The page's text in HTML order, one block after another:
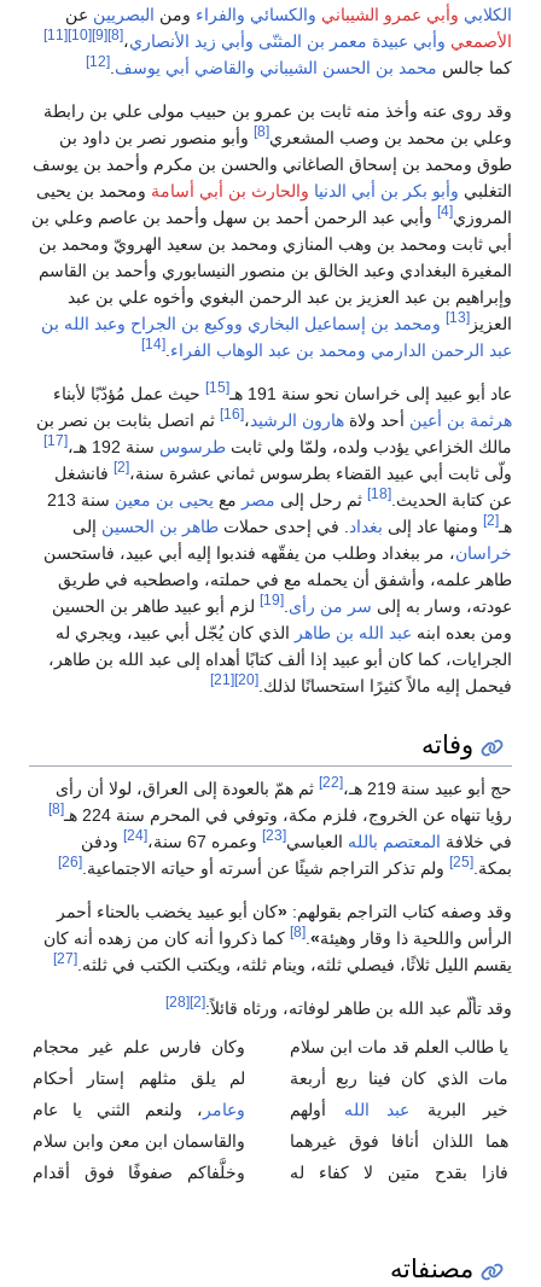
الكلابي وأبي عمرو الشيباني والكسائي والفراء ومن البصريين عن
الأصمعي وأبي عبيدة معمر بن المثنّى وأبي زيد الأنصاري،[8]
[9]
[10]
[11]
كما جالس محمد بن الحسن الشيباني والقاضي أبي يوسف.
[12]
وقد روى عنه وأخذ منه ثابت بن عمرو بن حبيب مولى علي بن رابطة
وعلي بن محمد بن وصب المشعري[8]
وأبو منصور نصر بن داود بن
طوق ومحمد بن إسحاق الصاغاني والحسن بن مكرم وأحمد بن يوسف
التغلبي وأبو بكر بن أبي الدنيا والحارث بن أبي أسامة ومحمد بن يحيى
المروزي[4]
وأبي عبد الرحمن أحمد بن سهل وأحمد بن عاصم وعلي بن
أبي ثابت ومحمد بن وهب المنازي ومحمد بن سعيد الهرويّ ومحمد بن
المغيرة البغدادي وعبد الخالق بن منصور النيسابوري وأحمد بن القاسم
وإبراهيم بن عبد العزيز بن عبد الرحمن البغوي وأخوه علي بن عبد
العزيز [13] ومحمد بن إسماعيل البخاري ووكيع بن الجراح وعبد الله بن
عبد الرحمن الدارمي ومحمد بن عبد الوهاب الفراء.
[14]
عاد أبو عبيد إلى خراسان نحو سنة 191 هـ [15]
حيث عمل مُؤدّبًا لأبناء
هرثمة بن أعين أحد ولاة هارون الرشيد،[16]
ثم اتصل بثابت بن نصر بن
مالك الخزاعي يؤدب ولده، ولمّا ولي ثابت طرسوس سنة 192 هـ، [17]
ولّى ثابت أبي عبيد القضاء بطرسوس ثماني عشرة سنة،[2]
فانشغل
عن كتابة الحديث.[18] ثم رحل إلى مصر مع يحيى بن معين
سنة 213
هـ[2] ومنها عاد إلى بغداد. في إحدى حملات طاهر بن الحسين إلى
خراسان، مر ببغداد وطلب من يفقّهه فندبوا إليه أبي عبيد، فاستحسن
طاهر علمه، وأشفق أن يحمله مع في حملته، واصطحبه في طريق
عودته، وسار به إلى سر من رأى.
[19]
لزم أبو عبيد طاهر بن الحسين
ومن بعده ابنه عبد الله بن طاهر الذي كان يُجّل أبي عبيد، ويجري له
الجرايات، كما كان أبو عبيد إذا ألف كتابًا أهداه إلى عبد الله بن طاهر،
فيحمل إليه مالاً كثيرًا استحسانًا لذلك.[20]
[21]
وفاته
حج أبو عبيد سنة 219 هـ، [22]
ثم همّ بالعودة إلى العراق، لولا أن رأى
رؤيا تنهاه عن الخروج، فلزم مكة، وتوفي في المحرم سنة 224 هـ
[8]
في خلافة المعتصم بالله العباسي[23] وعمره 67 سنة، [24]
ودفن
بمكة. [25] ولم تذكر التراجم شيئًا عن أسرته أو حياته الاجتماعية. [26]
وقد وصفه كتاب التراجم بقولهم: «كان أبو عبيد يخضب بالحناء أحمر
الرأس واللحية ذا وقار وهيئة»
[8]
كما ذكروا أنه كان من زهده أنه كان
يقسم الليل ثلاثًا، فيصلي ثلثه، وينام ثلثه، ويكتب الكتب في ثلثه. [27]
وقد تألّم عبد الله بن طاهر لوفاته، ورثاه قائلاً:[2]
[28]
يا طالب العلم قد مات ابن سلام
وكان فارس علم غير محجام
مات الذي كان فينا ربع أربعة
لم يلق مثلهم إستار أحكام
خير البرية عبد الله أولهم وعامر ، ولنعم الثني يا عام
هما اللذان أنافا فوق غيرهما
والقاسمان ابن معن وابن سلام
فازا بقدح متين لا كفاء له
وخلَّفاكم صفوفًا فوق أقدام
مصنفاته